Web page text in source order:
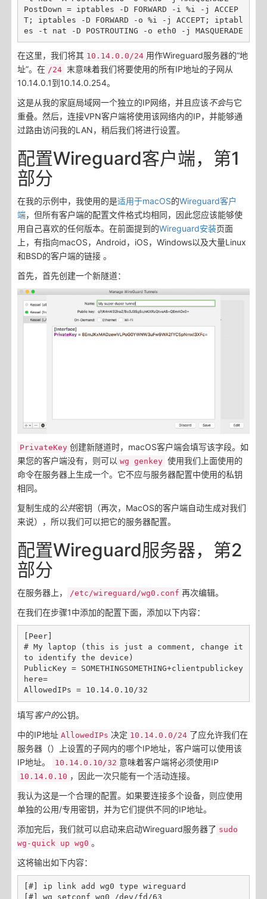
PostDown = iptables -D FORWARD -i %i -j ACCEP
T; iptables -D FORWARD -o %i -j ACCEPT; iptabl
在这里，我们将其 10.14.0.0/24 用作Wireguard服务器的“地
址”。在 /24 末意味着我们将要使用的所有IP地址的子网从
10.14.0.1到10.14.0.254。
这是从我的家庭局域网一个独立的IP网络，并且应该不会与它
重叠。然后，连接VPN客户端将使用该网络内的IP，并能够通
过路由访问我的LAN，稍后我们将进行设置。
配置Wireguard客户端，第1
部分
在我的示例中，我使用的是适用于macOS的Wireguard客户
端，但所有客户端的配置文件格式均相同，因此您应该能够使
用自己喜欢的任何版本。在前面提到的Wireguard安装页面
上，有指向macOS，Android，iOS，Windows以及大量Linux
和BSD的客户端的链接 。
首先，首先创建一个新隧道：
PrivateKey 创建新隧道时，macOS客户端会填写该字段。如
果您的客户端没有，则可以 wg genkey 使用我们上面使用的
命令在服务器上生成一个。它不应与服务器配置中使用的私钥
相同。
复制生成的公共密钥（再次，MacOS的客户端自动生成对我们
来说），所以我们可以把它的服务器配置。
配置Wireguard服务器，第2
部分
在服务器上， /etc/wireguard/wg0.conf 再次编辑。
在我们在步骤1中添加的配置下面，添加以下内容：
[Peer]
# My laptop (this is just a comment, change it
to identify the device)
PublicKey = SOMETHINGSOMETHING+clientpublickey
here=
填写客户的公钥。
中的IP地址 AllowedIPs 决定 10.14.0.0/24 了应允许我们在
服务器（）上设置的子网内的哪个IP地址，客户端可以使用该
IP地址。
10.14.0.10/32 意味着客户端将必须使用IP
10.14.0.10 ，因此一次只能有一个活动连接。
我认为这是一个合理的配置。如果要连接多个设备，则应使用
单独的公用/专用密钥，并为它们提供不同的IP地址。
添加完后，我们就可以启动来启动Wireguard服务器了 sudo
wg-quick up wg0 。
这将输出如下内容：
[#] ip link add wg0 type wireguard
[#] wg setconf wg0 /dev/fd/63